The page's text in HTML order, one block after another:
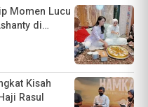
Momen Lucu
di
Kisah
Rasul